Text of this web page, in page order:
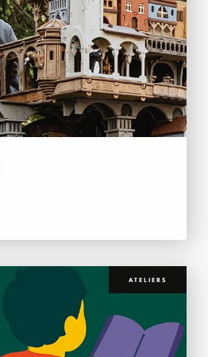
ATELIERS